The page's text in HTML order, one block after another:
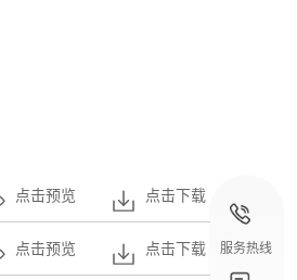
点击下载
点击预览
点击下载
点击预览 服务热线